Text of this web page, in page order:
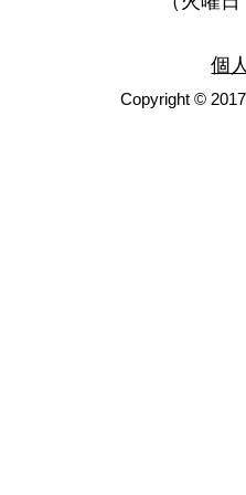
個
Copyright ©